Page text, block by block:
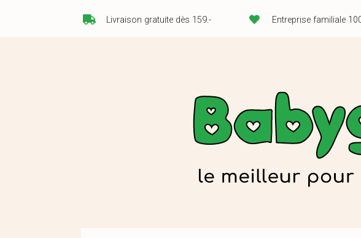
Livraison gratuite dès 159.- Entreprise familiale